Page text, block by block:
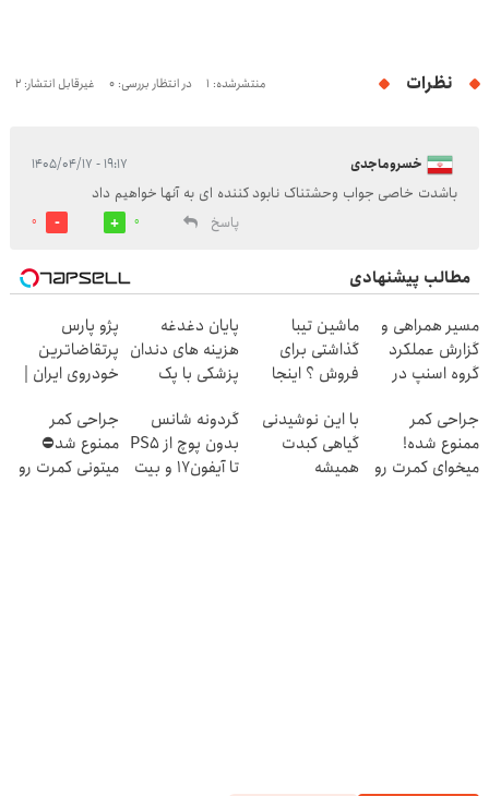
نظرات منتشرشده: 1 در انتظار بررسی: 0 غیرقابل انتشار: 2
خسروماجدی ۱۹:۱۷ - ۱۴۰۵/۰۴/۱۷
باشدت خاصی جواب وحشتناک نابود کننده ای به آنها خواهیم داد
پاسخ
0
0
مطالب پیشنهادی
مسیر همراهی و
گزارش عملکرد
گروه اسنپ در
ماشین تیبا
گذاشتی برای
فروش ؟ اینجا
بفروش
پایان دغدغه
هزینه های دندان
پزشکی با پک
خانگی
پژو پارس
پرتقاضاترین
خودروی ایران |
فرصت رو از
دست نده!
جراحی کمر
ممنوع شده!
میخوای کمرت رو
با این نوشیدنی
گیاهی کبدت
همیشه
گردونه شانس
بدون پوچ از PS5
تا آیفون17 و بیت
جراحی کمر
ممنوع شد⛔
میتونی کمرت رو